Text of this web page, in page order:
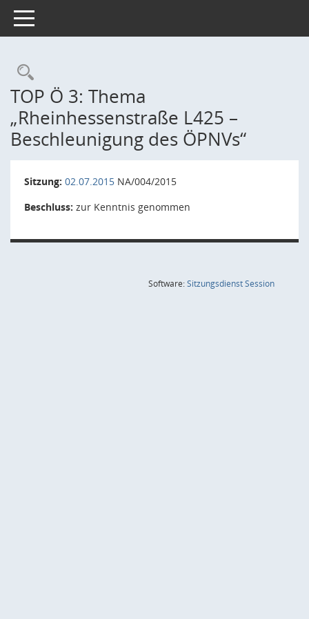
Toggle navigation
Rechercheauswahl
TOP Ö 3: Thema
„Rheinhessenstraße L425 –
Beschleunigung des ÖPNVs“
Sitzung: 02.07.2015 NA/004/2015
Beschluss: zur Kenntnis genommen
Software:SitzungsdienstSession(Wird in